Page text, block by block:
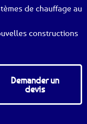
de chauffage au
constructions
Demander un
devis